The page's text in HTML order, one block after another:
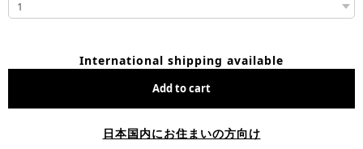
International shipping available
Add to cart
日本国内にお住まいの方向け